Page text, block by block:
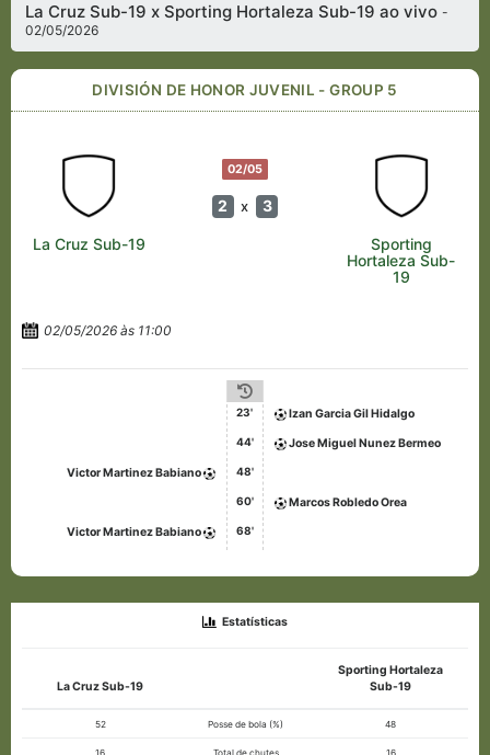
La Cruz Sub-19 x Sporting Hortaleza Sub-19 ao vivo-
02/05/2026
DIVISIÓN DE HONOR JUVENIL - GROUP 5
02/05
2 x 3
La Cruz Sub-19
Sporting
Hortaleza Sub-
19
02/05/2026 às 11:00
23' Izan Garcia Gil Hidalgo
44' Jose Miguel Nunez Bermeo
Victor Martinez Babiano 48'
60' Marcos Robledo Orea
Victor Martinez Babiano 68'
Estatísticas
La Cruz Sub-19
Sporting Hortaleza
Sub-19
52 Posse de bola (%) 48
16 Total de chutes 16